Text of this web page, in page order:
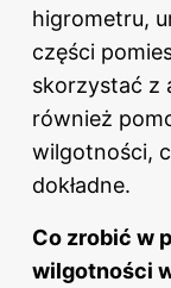
higrometru,
części
skorzystać z
również
wilgotności,
dokładne.
Co zrobić w
wilgotności